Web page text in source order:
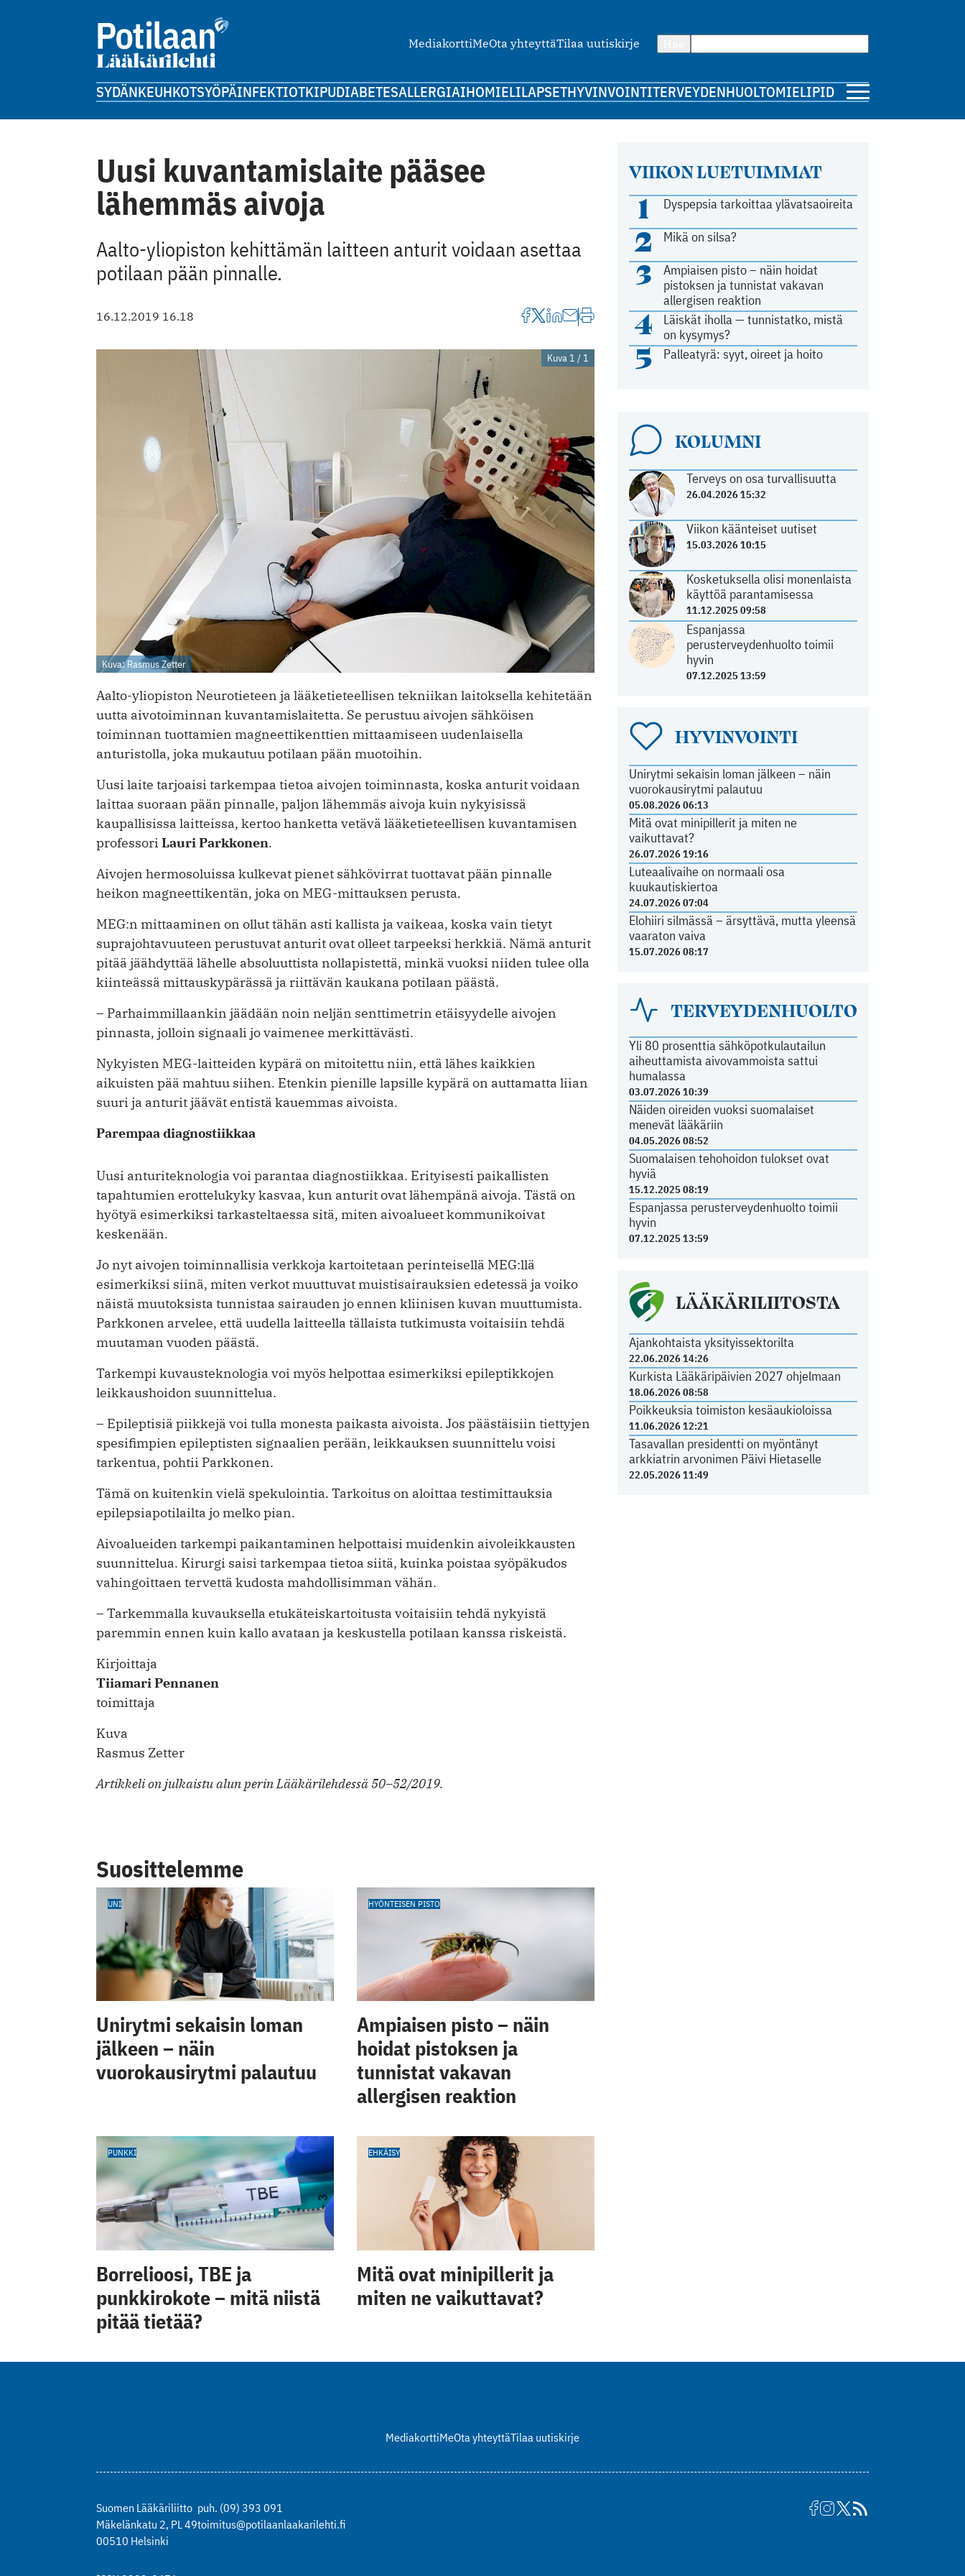
MediakorttiMeOta yhteyttäTilaa uutiskirje
SYDÄNKEUHKOTSYÖPÄINFEKTIOTKIPUDIABETESALLERGIAIHOMIELILAPSETHYVINVOINTITERVEYDENHUOLTOMIELIPIDE
VIIKON LUETUIMMAT
1 Dyspepsia tarkoittaa ylävatsaoireita
2 Mikä on silsa?
3
Ampiaisen pisto – näin hoidat
pistoksen ja tunnistat vakavan
allergisen reaktion
4
Läiskät iholla — tunnistatko, mistä
on kysymys?
5 Palleatyrä: syyt, oireet ja hoito
KOLUMNI
Terveys on osa turvallisuutta
26.04.2026 15:32
Viikon käänteiset uutiset
15.03.2026 10:15
Kosketuksella olisi monenlaista
käyttöä parantamisessa
11.12.2025 09:58
Espanjassa
perusterveydenhuolto toimii
hyvin
07.12.2025 13:59
HYVINVOINTI
Unirytmi sekaisin loman jälkeen – näin
vuorokausirytmi palautuu
05.08.2026 06:13
Mitä ovat minipillerit ja miten ne
vaikuttavat?
26.07.2026 19:16
Luteaalivaihe on normaali osa
kuukautiskiertoa
24.07.2026 07:04
Elohiiri silmässä – ärsyttävä, mutta yleensä
vaaraton vaiva
15.07.2026 08:17
TERVEYDENHUOLTO
Yli 80 prosenttia sähköpotkulautailun
aiheuttamista aivovammoista sattui
humalassa
03.07.2026 10:39
Näiden oireiden vuoksi suomalaiset
menevät lääkäriin
04.05.2026 08:52
Suomalaisen tehohoidon tulokset ovat
hyviä
15.12.2025 08:19
Espanjassa perusterveydenhuolto toimii
hyvin
07.12.2025 13:59
LÄÄKÄRILIITOSTA
Ajankohtaista yksityissektorilta
22.06.2026 14:26
Kurkista Lääkäripäivien 2027 ohjelmaan
18.06.2026 08:58
Poikkeuksia toimiston kesäaukioloissa
11.06.2026 12:21
Tasavallan presidentti on myöntänyt
arkkiatrin arvonimen Päivi Hietaselle
22.05.2026 11:49
Uusi kuvantamislaite pääsee
lähemmäs aivoja
Aalto-yliopiston kehittämän laitteen anturit voidaan asettaa
potilaan pään pinnalle.
16.12.2019 16.18
Kuva 1 / 1
Kuva: Rasmus Zetter
Aalto-yliopiston Neurotieteen ja lääketieteellisen tekniikan laitoksella kehitetään
uutta aivotoiminnan kuvantamislaitetta. Se perustuu aivojen sähköisen
toiminnan tuottamien magneettikenttien mittaamiseen uudenlaisella
anturistolla, joka mukautuu potilaan pään muotoihin.
Uusi laite tarjoaisi tarkempaa tietoa aivojen toiminnasta, koska anturit voidaan
laittaa suoraan pään pinnalle, paljon lähemmäs aivoja kuin nykyisissä
kaupallisissa laitteissa, kertoo hanketta vetävä lääketieteellisen kuvantamisen
professori Lauri Parkkonen.
Aivojen hermosoluissa kulkevat pienet sähkövirrat tuottavat pään pinnalle
heikon magneettikentän, joka on MEG-mittauksen perusta.
MEG:n mittaaminen on ollut tähän asti kallista ja vaikeaa, koska vain tietyt
suprajohtavuuteen perustuvat anturit ovat olleet tarpeeksi herkkiä. Nämä anturit
pitää jäähdyttää lähelle absoluuttista nollapistettä, minkä vuoksi niiden tulee olla
kiinteässä mittauskypärässä ja riittävän kaukana potilaan päästä.
– Parhaimmillaankin jäädään noin neljän senttimetrin etäisyydelle aivojen
pinnasta, jolloin signaali jo vaimenee merkittävästi.
Nykyisten MEG-laitteiden kypärä on mitoitettu niin, että lähes kaikkien
aikuisten pää mahtuu siihen. Etenkin pienille lapsille kypärä on auttamatta liian
suuri ja anturit jäävät entistä kauemmas aivoista.
Parempaa diagnostiikkaa
Uusi anturiteknologia voi parantaa diagnostiikkaa. Erityisesti paikallisten
tapahtumien erottelukyky kasvaa, kun anturit ovat lähempänä aivoja. Tästä on
hyötyä esimerkiksi tarkasteltaessa sitä, miten aivoalueet kommunikoivat
keskenään.
Jo nyt aivojen toiminnallisia verkkoja kartoitetaan perinteisellä MEG:llä
esimerkiksi siinä, miten verkot muuttuvat muistisairauksien edetessä ja voiko
näistä muutoksista tunnistaa sairauden jo ennen kliinisen kuvan muuttumista.
Parkkonen arvelee, että uudella laitteella tällaista tutkimusta voitaisiin tehdä
muutaman vuoden päästä.
Tarkempi kuvausteknologia voi myös helpottaa esimerkiksi epileptikkojen
leikkaushoidon suunnittelua.
– Epileptisiä piikkejä voi tulla monesta paikasta aivoista. Jos päästäisiin tiettyjen
spesifimpien epileptisten signaalien perään, leikkauksen suunnittelu voisi
tarkentua, pohtii Parkkonen.
Tämä on kuitenkin vielä spekulointia. Tarkoitus on aloittaa testimittauksia
epilepsiapotilailta jo melko pian.
Aivoalueiden tarkempi paikantaminen helpottaisi muidenkin aivoleikkausten
suunnittelua. Kirurgi saisi tarkempaa tietoa siitä, kuinka poistaa syöpäkudos
vahingoittaen tervettä kudosta mahdollisimman vähän.
– Tarkemmalla kuvauksella etukäteiskartoitusta voitaisiin tehdä nykyistä
paremmin ennen kuin kallo avataan ja keskustella potilaan kanssa riskeistä.
Kirjoittaja
Tiiamari Pennanen
toimittaja
Kuva
Rasmus Zetter
Artikkeli on julkaistu alun perin Lääkärilehdessä 50–52/2019.
Suosittelemme
UNI
Unirytmi sekaisin loman
jälkeen – näin
vuorokausirytmi palautuu
HYÖNTEISEN PISTO
Ampiaisen pisto – näin
hoidat pistoksen ja
tunnistat vakavan
allergisen reaktion
PUNKKI
Borrelioosi, TBE ja
punkkirokote – mitä niistä
pitää tietää?
EHKÄISY
Mitä ovat minipillerit ja
miten ne vaikuttavat?
MediakorttiMeOta yhteyttäTilaa uutiskirje
Suomen Lääkäriliitto
Mäkelänkatu 2, PL 49
00510 Helsinki
puh. (09) 393 091
toimitus@potilaanlaakarilehti.fi